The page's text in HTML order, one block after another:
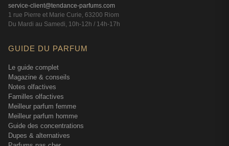
service-client@tendance-parfums.com
1 rue Pierre et Marie Curie, 63200 Riom
Du Mardi au Samedi, 10h-12h / 14h-17h
GUIDE DU PARFUM
Le guide complet
Magazine & conseils
Notes olfactives
Familles olfactives
Meilleur parfum femme
Meilleur parfum homme
Guide des concentrations
Dupes & alternatives